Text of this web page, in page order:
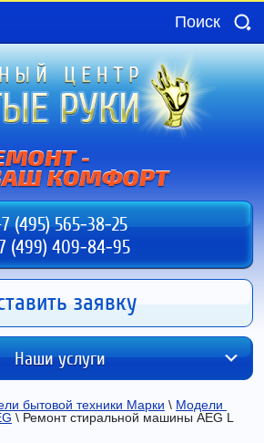
(495) 565-38-25
(499) 409-84-95
заявку
Наши услуги
бытовой техники Марки \ Модели
\ Ремонт стиральной машины AEG L